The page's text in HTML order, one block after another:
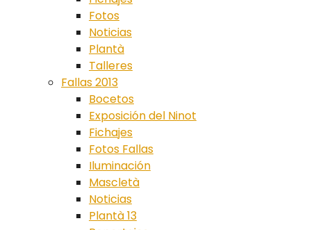
Fotos
Noticias
Plantà
Talleres
Fallas 2013
Bocetos
Exposición del Ninot
Fichajes
Fotos Fallas
Iluminación
Mascletà
Noticias
Plantà 13